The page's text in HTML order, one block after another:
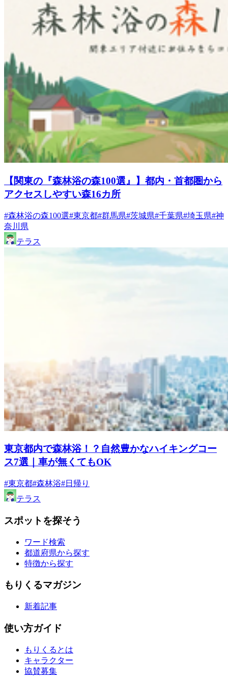
【関東の『森林浴の森100選』】都内・首都圏から
アクセスしやすい森16カ所
#森林浴の森100選#東京都#群馬県#茨城県#千葉県#埼玉県#神
奈川県
テラス
東京都内で森林浴！？自然豊かなハイキングコー
ス7選｜車が無くてもOK
#東京都#森林浴#日帰り
テラス
スポットを探そう
ワード検索
都道府県から探す
特徴から探す
もりくるマガジン
新着記事
使い方ガイド
もりくるとは
キャラクター
協賛募集